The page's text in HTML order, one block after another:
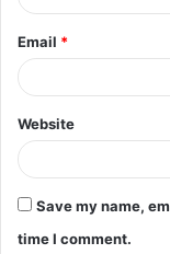
Email *
Website
Save my name,
time I comment.